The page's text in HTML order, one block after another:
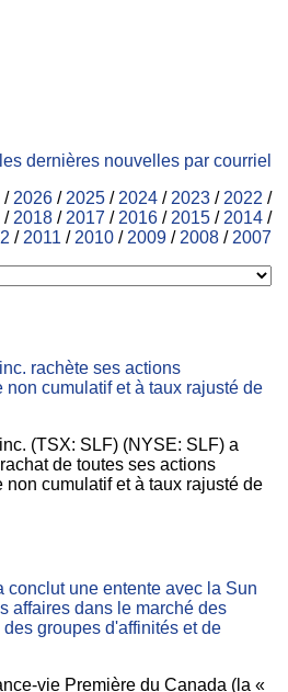
dernières nouvelles par courriel
/ 2026 / 2025 / 2024 / 2023 / 2022 /
/ 2018 / 2017 / 2016 / 2015 / 2014 /
/ 2011 / 2010 / 2009 / 2008 / 2007
rachète ses actions
cumulatif et à taux rajusté de
(TSX: SLF) (NYSE: SLF) a
de toutes ses actions
cumulatif et à taux rajusté de
conclut une entente avec la Sun
affaires dans le marché des
groupes d'affinités et de
vie Première du Canada (la «